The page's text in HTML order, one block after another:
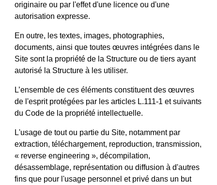
originaire ou par l'effet d'une licence ou d'une
autorisation expresse.
En outre, les textes, images, photographies,
documents, ainsi que toutes œuvres intégrées dans le
Site sont la propriété de la Structure ou de tiers ayant
autorisé la Structure à les utiliser.
L’ensemble de ces éléments constituent des œuvres
de l'esprit protégées par les articles L.111-1 et suivants
du Code de la propriété intellectuelle.
L'usage de tout ou partie du Site, notamment par
extraction, téléchargement, reproduction, transmission,
« reverse engineering », décompilation,
désassemblage, représentation ou diffusion à d'autres
fins que pour l'usage personnel et privé dans un but